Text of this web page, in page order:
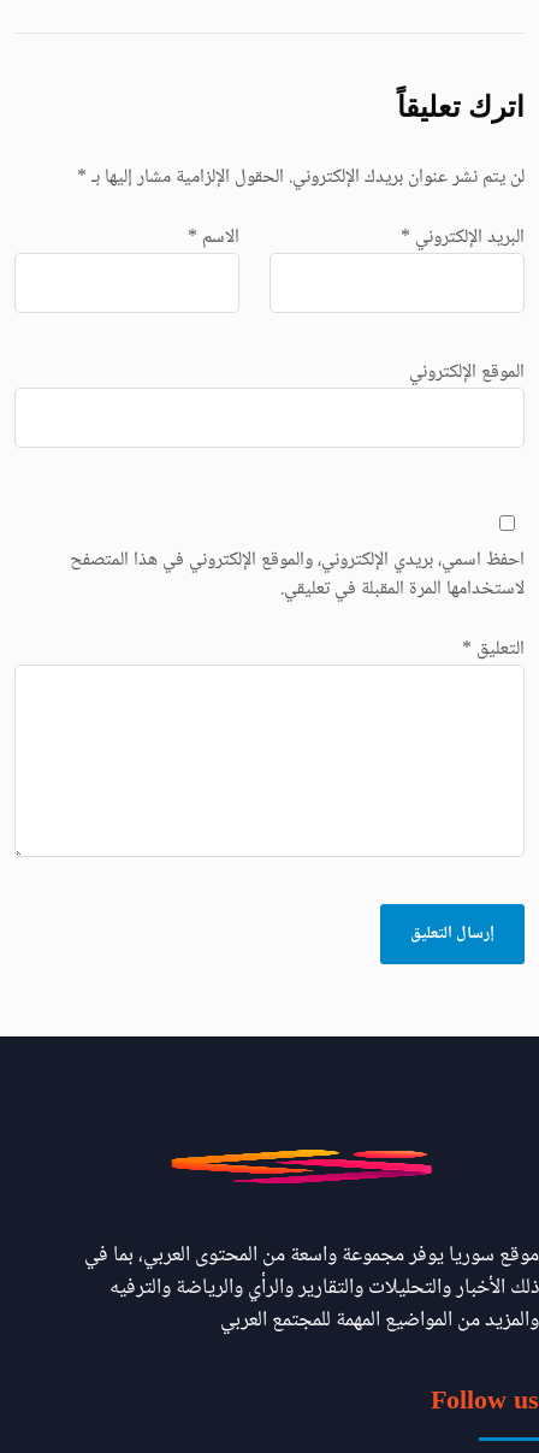
اترك تعليقاً
لن يتم نشر عنوان بريدك الإلكتروني. الحقول الإلزامية مشار إليها بـ*
الاسم * البريد الإلكتروني *
الموقع الإلكتروني
احفظ اسمي، بريدي الإلكتروني، والموقع الإلكتروني في هذا المتصفح
لاستخدامها المرة المقبلة في تعليقي.
التعليق *
موقع سوريا يوفر مجموعة واسعة من المحتوى العربي، بما في
ذلك الأخبار والتحليلات والتقارير والرأي والرياضة والترفيه
والمزيد من المواضيع المهمة للمجتمع العربي
Follow us